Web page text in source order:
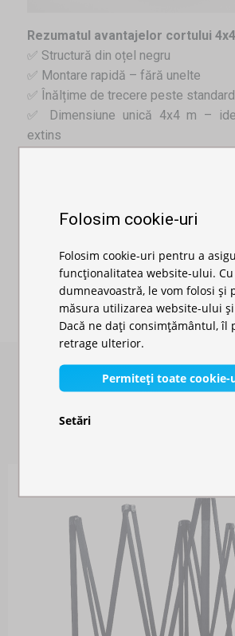
Rezumatul avantajelor cortului
✅ Structură din oțel negru
✅ Montare rapidă – fără unelte
✅ Înălțime de trecere peste
✅ Dimensiune unică 4x4 m –
extins
competiții sportive
Alte dimensiuni: 2x2 2x3 3x4,5
Folosim cookie-uri
Folosim cookie-uri pentru a
funcționalitatea website-ului.
dumneavoastră, le vom folosi și
măsura utilizarea website-ului
Dacă ne dați consimțământul, îl
retrage ulterior.
Permiteți toate cookie-
Setări